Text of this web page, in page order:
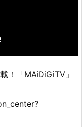
！「MAiDiGiTV」